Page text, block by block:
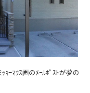
ｷｰﾏｳｽ画のﾒｰﾙﾎﾟｽﾄが夢の